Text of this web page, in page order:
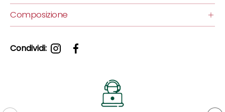
Composizione
Condividi: